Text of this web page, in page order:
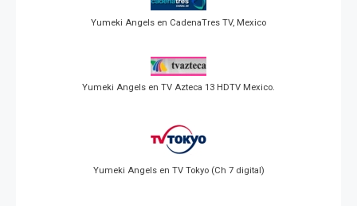
Yumeki Angels en CadenaTres TV, Mexico
Yumeki Angels en TV Azteca 13 HDTV Mexico.
Yumeki Angels en TV Tokyo (Ch 7 digital)